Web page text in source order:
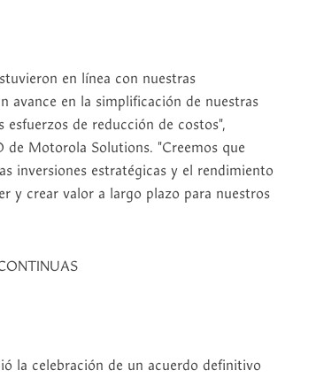
en línea con nuestras
avance en la simplificación de nuestras
de reducción de costos",
de Motorola Solutions. "Creemos que
inversiones estratégicas y el rendimiento
y crear valor a largo plazo para nuestros
la celebración de un acuerdo definitivo